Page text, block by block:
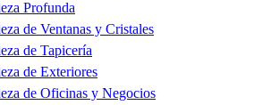
Profunda
de Ventanas y Cristales
de Tapicería
de Exteriores
de Oficinas y Negocios